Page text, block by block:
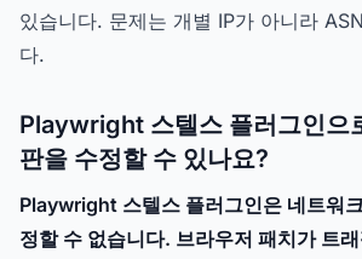
있습니다. 문제는 개별 IP가 아니라
다.
Playwright 스텔스 플러그인으
판을 수정할 수 있나요?
Playwright 스텔스 플러그인은 네트워
정할 수 없습니다. 브라우저 패치가 트